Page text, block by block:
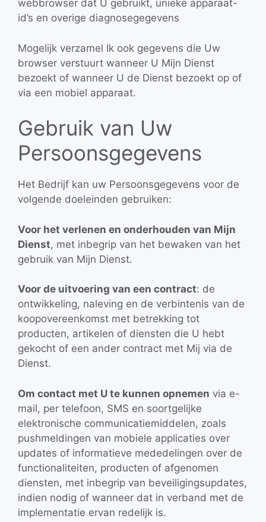
webbrowser dat U gebruikt, unieke apparaat-
id’s en overige diagnosegegevens
Mogelijk verzamel Ik ook gegevens die Uw
browser verstuurt wanneer U Mijn Dienst
bezoekt of wanneer U de Dienst bezoekt op of
via een mobiel apparaat.
Gebruik van Uw
Persoonsgegevens
Het Bedrijf kan uw Persoonsgegevens voor de
volgende doeleinden gebruiken:
Voor het verlenen en onderhouden van Mijn
Dienst, met inbegrip van het bewaken van het
gebruik van Mijn Dienst.
Voor de uitvoering van een contract: de
ontwikkeling, naleving en de verbintenis van de
koopovereenkomst met betrekking tot
producten, artikelen of diensten die U hebt
gekocht of een ander contract met Mij via de
Dienst.
Om contact met U te kunnen opnemen via e-
mail, per telefoon, SMS en soortgelijke
elektronische communicatiemiddelen, zoals
pushmeldingen van mobiele applicaties over
updates of informatieve mededelingen over de
functionaliteiten, producten of afgenomen
diensten, met inbegrip van beveiligingsupdates,
indien nodig of wanneer dat in verband met de
implementatie ervan redelijk is.